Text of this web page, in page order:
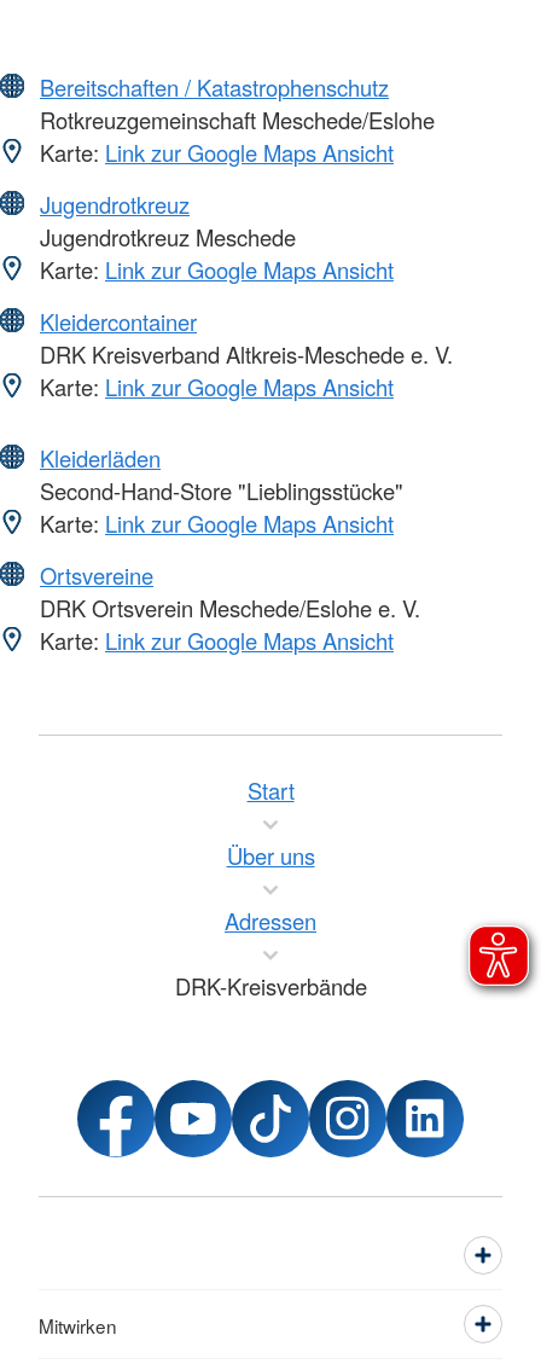
Bereitschaften / Katastrophenschutz
Rotkreuzgemeinschaft Meschede/Eslohe
Karte: Link zur Google Maps Ansicht
Jugendrotkreuz
Jugendrotkreuz Meschede
Karte: Link zur Google Maps Ansicht
Kleidercontainer
DRK Kreisverband Altkreis-Meschede e. V.
Karte: Link zur Google Maps Ansicht
Kleiderläden
Second-Hand-Store "Lieblingsstücke"
Karte: Link zur Google Maps Ansicht
Ortsvereine
DRK Ortsverein Meschede/Eslohe e. V.
Karte: Link zur Google Maps Ansicht
Start
Über uns
Adressen
DRK-Kreisverbände
Mitwirken